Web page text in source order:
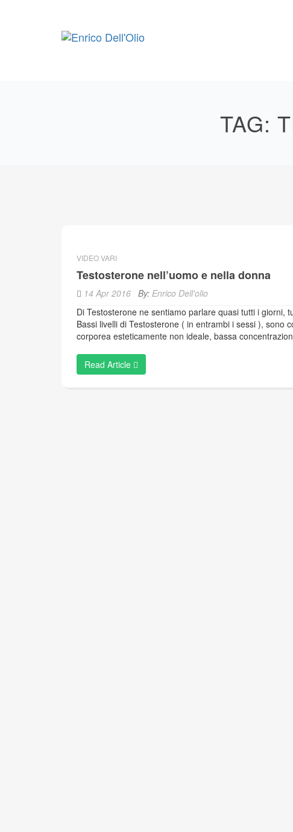
TAG:
VIDEO VARI
Testosterone nell’uomo e nella donna
14 Apr 2016 By: Enrico Dell'olio
Di Testosterone ne sentiamo parlare quasi tutti i giorni,
Bassi livelli di Testosterone ( in entrambi i sessi ), sono
corporea esteticamente non ideale, bassa
Read Article